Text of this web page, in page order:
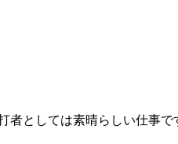
としては素晴らしい仕事で